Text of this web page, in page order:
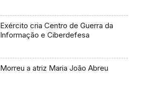
Exército cria Centro de Guerra da
Informação e Ciberdefesa
Morreu a atriz Maria João Abreu